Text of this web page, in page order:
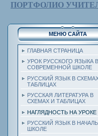
ПОРТФОЛИО
МЕНЮ САЙТА
ГЛАВНАЯ СТРАНИЦА
УРОК РУССКОГО ЯЗЫКА В
СОВРЕМЕННОЙ ШКОЛЕ
РУССКИЙ ЯЗЫК В
ТАБЛИЦАХ
РУССКАЯ ЛИТЕРАТУРА В
СХЕМАХ И ТАБЛИЦАХ
НАГЛЯДНОСТЬ НА УРОКЕ
РУССКИЙ ЯЗЫК В
ШКОЛЕ